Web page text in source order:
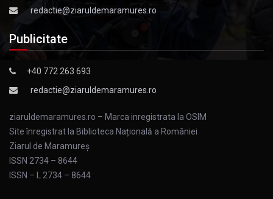
redactie@ziaruldemaramures.ro
Publicitate
+40 772 263 693
redactie@ziaruldemaramures.ro
ziaruldemaramures.ro – Marca inregistrata la OSIM
Site înregistrat la Biblioteca Națională a României
Ziarul de Maramureş
ISSN 2734 – 8644
ISSN – L 2734 – 8644